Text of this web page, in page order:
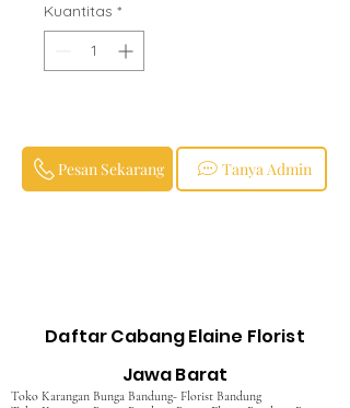
Kuantitas *
Tanya Admin
Pesan Sekarang
Daftar Cabang Elaine Florist
Jawa Barat
Toko Karangan Bunga Bandung- Florist Bandung